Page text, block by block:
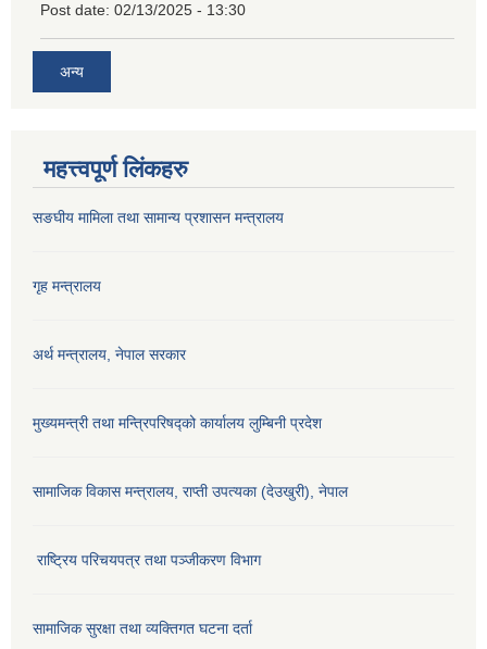
Post date: 02/13/2025 - 13:30
अन्य
महत्त्वपूर्ण लिंकहरु
सङघीय मामिला तथा सामान्य प्रशासन मन्‍त्रालय
गृह मन्त्रालय
अर्थ मन्त्रालय, नेपाल सरकार
मुख्यमन्त्री तथा मन्त्रिपरिषद्को कार्यालय लुम्बिनी प्रदेश
सामाजिक विकास मन्‍‍त्रालय, राप्ती उपत्यका (देउखुरी), नेपाल
राष्ट्रिय परिचयपत्र तथा पञ्जीकरण विभाग
सामाजिक सुरक्षा तथा व्यक्तिगत घटना दर्ता